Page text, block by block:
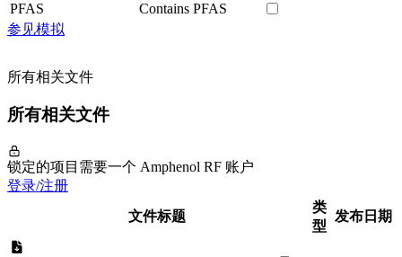
PFAS
Contains PFAS
参见模拟
所有相关文件
所有相关文件
锁定的项目需要一个 Amphenol RF 账户
登录/注册
文件标题
类
型
发布日期